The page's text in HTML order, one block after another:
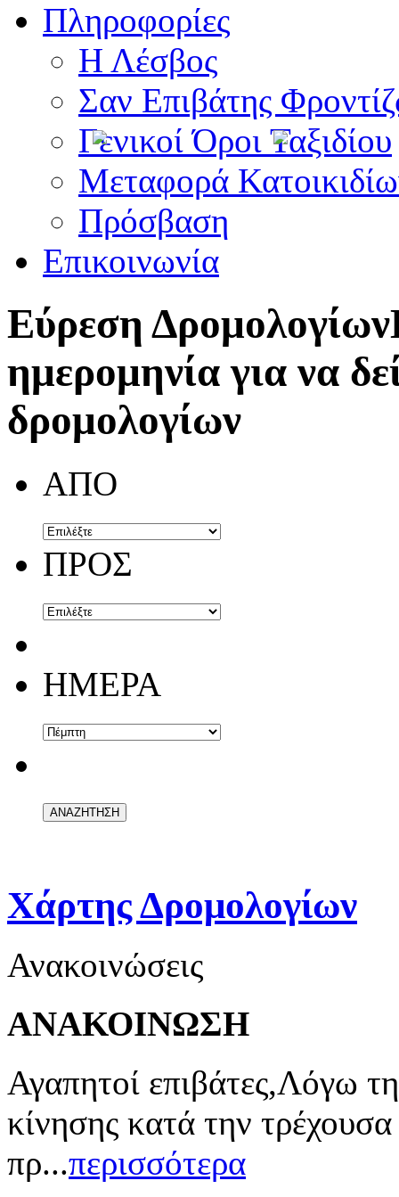
Πληροφορίες
Η Λέσβος
Σαν Επιβάτης
Γενικοί Όροι Ταξιδίου
Μεταφορά
Πρόσβαση
Επικοινωνία
Εύρεση Δρομολογίων
ημερομηνία για να
δρομολογίων
ΑΠΟ
ΠΡΟΣ
ΗΜΕΡΑ
Χάρτης Δρομολογίων
Ανακοινώσεις
ΑΝΑΚΟΙΝΩΣΗ
Αγαπητοί επιβάτες,Λόγω
κίνησης κατά την
πρ...περισσότερα